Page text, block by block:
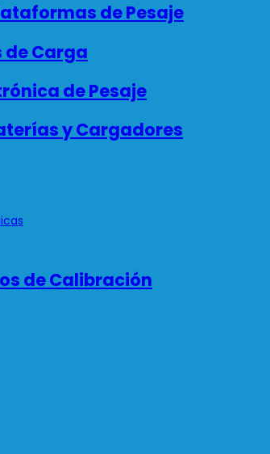
de Pesaje
de Carga
de Pesaje
y Cargadores
de Calibración